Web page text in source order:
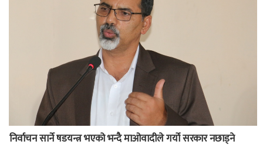
निर्वाचन सार्ने षडयन्त्र भएको भन्दै माओवादीले गर्यो सरकार नछाड्ने